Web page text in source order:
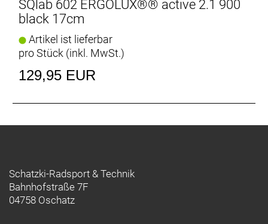
SQlab 602 ERGOLUX®® active 2.1 900
black 17cm
Artikel ist lieferbar
pro Stück (inkl. MwSt.)
129,95 EUR
Schatzki-Radsport & Technik
Bahnhofstraße 7F
04758 Oschatz